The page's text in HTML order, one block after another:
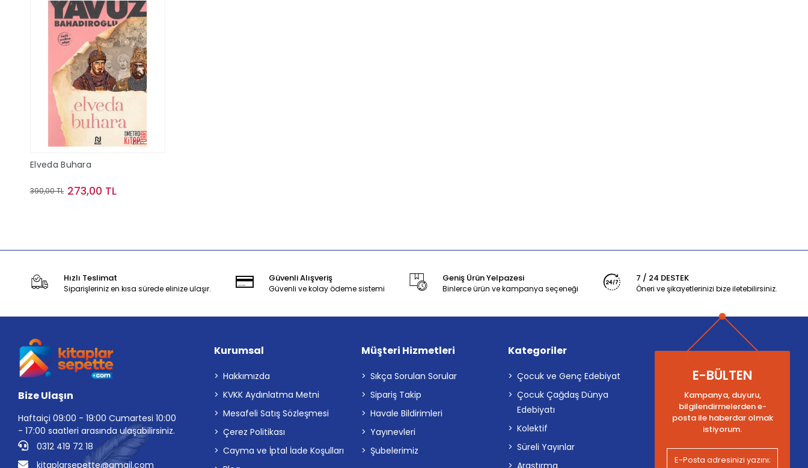
Elveda Buhara
390,00 TL 273,00 TL
Hızlı Teslimat
Siparişleriniz en kısa sürede elinize ulaşır.
Güvenli Alışveriş
Güvenli ve kolay ödeme sistemi
Geniş Ürün Yelpazesi
Binlerce ürün ve kampanya seçeneği
7 / 24 DESTEK
Öneri ve şikayetlerinizi bize iletebilirsiniz.
Bize Ulaşın
Haftaiçi 09:00 - 19:00 Cumartesi 10:00
- 17:00 saatleri arasında ulaşabilirsiniz.
0312 419 72 18
kitaplarsepette@gmail.com
Kurumsal
Hakkımızda
KVKK Aydınlatma Metni
Mesafeli Satış Sözleşmesi
Çerez Politikası
Cayma ve İptal İade Koşulları
Müşteri Hizmetleri
Sıkça Sorulan Sorular
Sipariş Takip
Havale Bildirimleri
Yayınevleri
Şubelerimiz
Kategoriler
Çocuk ve Genç Edebiyat
Çocuk Çağdaş Dünya
Edebiyatı
Kolektif
Süreli Yayınlar
E-BÜLTEN
Kampanya, duyuru,
bilgilendirmelerden e-
posta ile haberdar olmak
istiyorum.